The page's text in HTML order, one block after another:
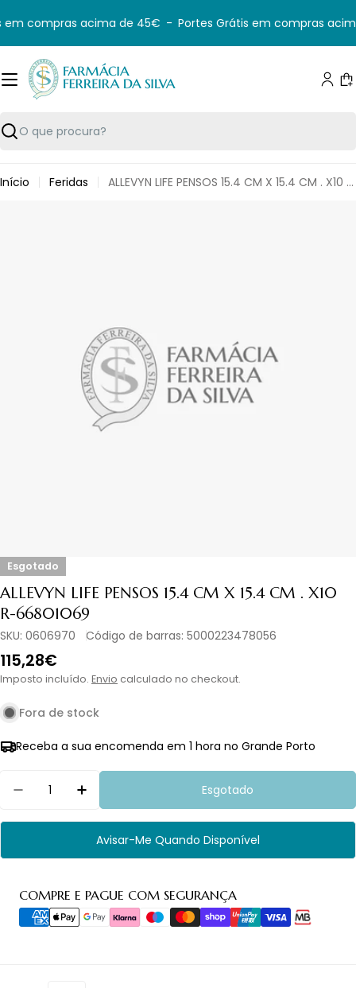
para
o
conteúdo
compras acima de 45€ - Portes Grátis em compras
Pesquisar
Início Feridas
ALLEVYN LIFE PENSOS 15.4 CM X 15.4 CM . X10 R-66801069
Abrir media em modal
Esgotado
ALLEVYN LIFE PENSOS 15.4 CM X 15.4 CM . X10
R-66801069
SKU: 0606970 Código de barras: 5000223478056
Preço
normal
115,28€
Imposto incluído. Envio calculado no checkout.
Fora de stock
Receba a sua encomenda em 1 hora no Grande Porto
Diminuir Quantidade Para ALLEVYN LIFE PENSOS
Aumentar Quantidade Para ALLEVYN
Esgotado
Avisar-Me Quando Disponível
COMPRE E PAGUE COM SEGURANÇA
Métodos
de
pagamento